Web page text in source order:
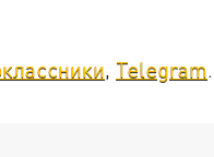
Telegram